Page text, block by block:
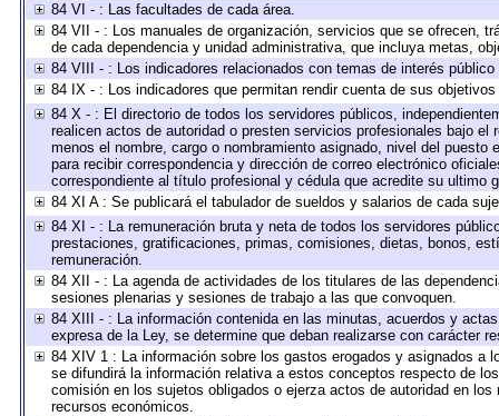
84 VI - : Las facultades de cada área.
84 VII - : Los manuales de organización, servicios que se ofrecen,
de cada dependencia y unidad administrativa, que incluya metas,
84 VIII - : Los indicadores relacionados con temas de interés
84 IX - : Los indicadores que permitan rendir cuenta de sus
84 X - : El directorio de todos los servidores públicos,
realicen actos de autoridad o presten servicios profesionales bajo
menos el nombre, cargo o nombramiento asignado, nivel del
para recibir correspondencia y dirección de correo electrónico
correspondiente al título profesional y cédula que acredite su ultimo
84 XI A : Se publicará el tabulador de sueldos y salarios de cada
84 XI - : La remuneración bruta y neta de todos los servidores
prestaciones, gratificaciones, primas, comisiones, dietas, bonos,
remuneración.
84 XII - : La agenda de actividades de los titulares de las
sesiones plenarias y sesiones de trabajo a las que convoquen.
84 XIII - : La información contenida en las minutas, acuerdos y
expresa de la Ley, se determine que deban realizarse con carácter
84 XIV 1 : La información sobre los gastos erogados y asignados
se difundirá la información relativa a estos conceptos respecto de
comisión en los sujetos obligados o ejerza actos de autoridad en
recursos económicos.